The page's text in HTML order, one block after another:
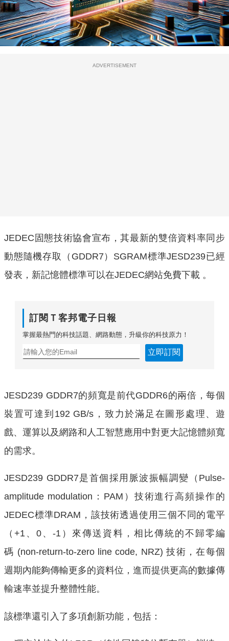
ADVERTISEMENT
JEDEC固態技術協會宣布，其最新的雙倍資料率同步
動態隨機存取（GDDR7）SGRAM標準JESD239已經
發表，新記憶體標準可以在JEDEC網站免費下載 。
訂閱Ｔ客邦電子日報
掌握最熱門的科技話題、網路動態，升級你的科技原力！
立即訂閱
JESD239 GDDR7的頻寬是前代GDDR6的兩倍，每個
裝置可達到192 GB/s，致力於滿足在圖形處理、遊
戲、運算以及網路和人工智慧應用中對更大記憶體頻寬
的需求。
JESD239 GDDR7是首個採用脈波振幅調變（Pulse-
amplitude modulation：PAM）技術進行高頻操作的
JEDEC標準DRAM，該技術透過使用三個不同的電平
（+1、0、-1）來傳送資料，相比傳統的不歸零編
碼 (non-return-to-zero line code, NRZ) 技術，在每個
週期內能夠傳輸更多的資料位，進而提供更高的數據傳
輸速率並提升整體性能。
該標準還引入了多項創新功能，包括：